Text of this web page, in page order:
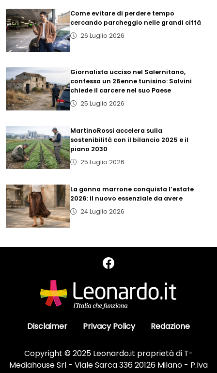
Come evitare di perdere tempo
cercando parcheggio nelle grandi città
26 Luglio 2026
Giornalista ucciso nel Salernitano,
confessa un 26enne tunisino: Salvini
chiede il carcere nel suo Paese
25 Luglio 2026
MartinoRossi accelera sulla
sostenibilità con il bilancio 2025 e il
piano 2030
25 Luglio 2026
La gonna marrone conquista l’estate
2026: il nuovo essenziale da avere
24 Luglio 2026
Disclaimer Privacy Policy Redazione
Copyright © 2025 Leonardo.it proprietà di T-
Mediahouse Srl - Viale Sarca 336 20126 Milano - P.Iva